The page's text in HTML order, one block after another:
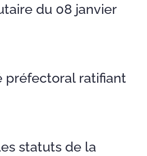
du 08 janvier
préfectoral ratifiant
statuts de la